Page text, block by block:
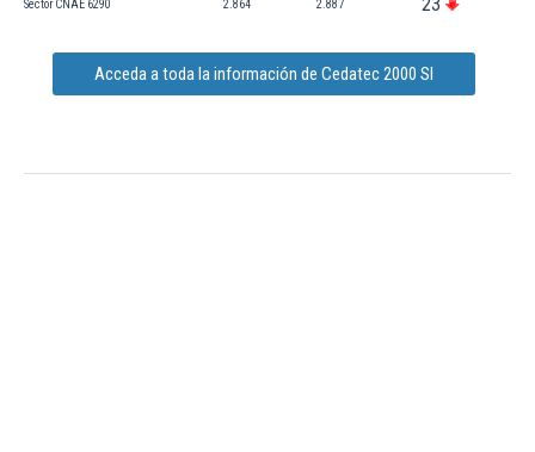
Sector CNAE 6290 2.864 2.887
Acceda a toda la información de Cedatec 2000 Sl